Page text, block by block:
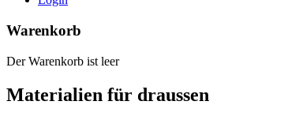
Warenkorb
Der Warenkorb ist leer
Materialien für draussen